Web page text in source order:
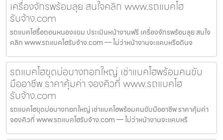
เครื่องจักรพร้อมลุย สนใจคลิก www.รถแบคโฮ
รับจ้าง.com
รถแบคโฮรื้อถอนหนองแขม ประเมินหน้างานฟรี เครื่องจักรพร้อมลุย สนใจ
คลิก www.รถแบคโฮรับจ้าง.com — ไม่ว่าหน้างานจะแคบหรือดินจ
รถแบคโฮขุดบ่อบางกอกใหญ่ เช่าแบคโฮพร้อมคนขับ
มืออาชีพ ราคาคุ้มค่า จองคิวที่ www.รถแบคโฮ
รับจ้าง.com
รถแบคโฮขุดบ่อบางกอกใหญ่ เช่าแบคโฮพร้อมคนขับมืออาชีพ ราคาคุ้มค่า
จองคิวที่ www.รถแบคโฮรับจ้าง.com — ไม่ว่าหน้างานจะแคบหรื